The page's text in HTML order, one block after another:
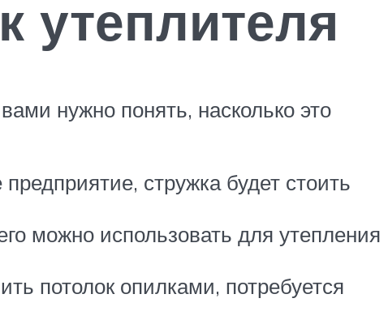
утеплителя
нужно понять, насколько это
стружка будет стоить
можно использовать для утепления
потолок опилками, потребуется